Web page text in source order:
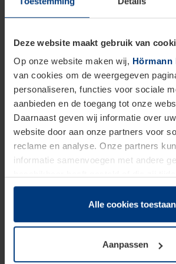
Deze website maakt gebruik van
Op onze website maken wij, Hörmann
van cookies om de weergegeven
personaliseren, functies voor sociale
aanbieden en de toegang tot onze
Daarnaast geven wij informatie over
website door aan onze partners voor
reclame en analyse. Onze partners
informatie samenvoegen met andere
hun diensten hebben verzameld.
Juridisch hebben wij het recht om
van deze pagina's absoluut vereist is.
soorten cookies is uw toestemming
toestemming kunt u op elk moment bij
Alle cookies toestaan
Aanpassen
te bewaren. Neem je die weg
een waardige vervanging, dan heb
instortingsgevaar.
Hetzelfde geldt voor het verbreden
kan enkel wanneer er voldoende
beschikbaar is. Zo niet, dan krijg je
stabiliteitsproblemen, waardoor de
woonst in het gedrang komt.